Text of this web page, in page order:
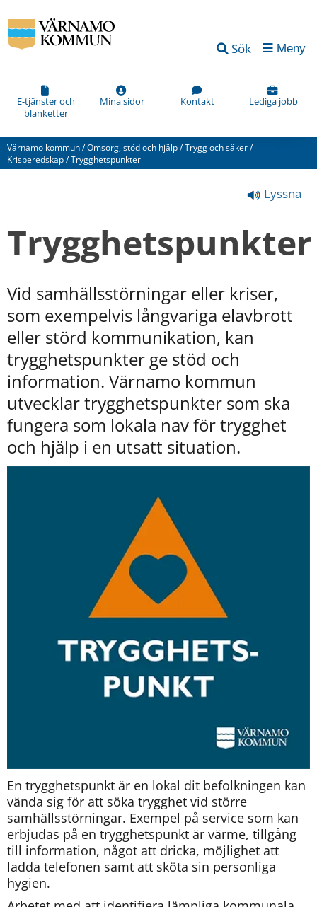
Sök Meny
E-tjänster och
blanketter
Mina sidor Kontakt Lediga jobb
Värnamo kommun/Omsorg, stöd och hjälp/Trygg och säker/
Krisberedskap/Trygghetspunkter
Lyssna
Trygghetspunkter
Vid samhällsstörningar eller kriser,
som exempelvis långvariga elavbrott
eller störd kommunikation, kan
trygghetspunkter ge stöd och
information. Värnamo kommun
utvecklar trygghetspunkter som ska
fungera som lokala nav för trygghet
och hjälp i en utsatt situation.
En trygghetspunkt är en lokal dit befolkningen kan
vända sig för att söka trygghet vid större
samhällsstörningar. Exempel på service som kan
erbjudas på en trygghetspunkt är värme, tillgång
till information, något att dricka, möjlighet att
ladda telefonen samt att sköta sin personliga
hygien.
Vad
kan
förbättra
den
här
(obligatorisk)
Hur
kan
vi
göra
informationen
bättre
dig?
Webbadress
sidan
bifogas